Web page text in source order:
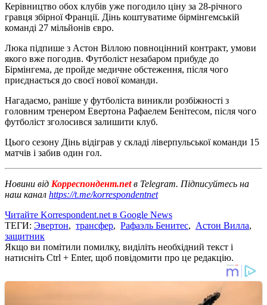
Керівництво обох клубів уже погодило ціну за 28-річного
гравця збірної Франції. Дінь коштуватиме бірмінгемській
команді 27 мільйонів євро.
Люка підпише з Астон Віллою повноцінний контракт, умови
якого вже погодив. Футболіст незабаром прибуде до
Бірмінгема, де пройде медичне обстеження, після чого
приєднається до своєї нової команди.
Нагадаємо, раніше у футболіста виникли розбіжності з
головним тренером Евертона Рафаелем Бенітесом, після чого
футболіст зголосився залишити клуб.
Цього сезону Дінь відіграв у складі ліверпульської команди 15
матчів і забив один гол.
Новини від Корреспондент.netв Telegram. Підписуйтесь на
наш канал https://t.me/korrespondentnet
Читайте Korrespondent.net в Google News
ТЕГИ: Эвертон, трансфер, Рафаэль Бенитес, Астон Вилла,
защитник
Якщо ви помітили помилку, виділіть необхідний текст і
натисніть Ctrl + Enter, щоб повідомити про це редакцію.